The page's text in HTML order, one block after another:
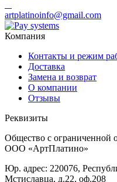
artplatinoinfo@gmail.com
Компания
Контакты и режим
Доставка
Замена и возврат
О компании
Отзывы
Реквизиты
Общество с ограниченной
ООО «АртПлатино»
Юр. адрес: 220076,
Мстиславца, д.22, оф.208